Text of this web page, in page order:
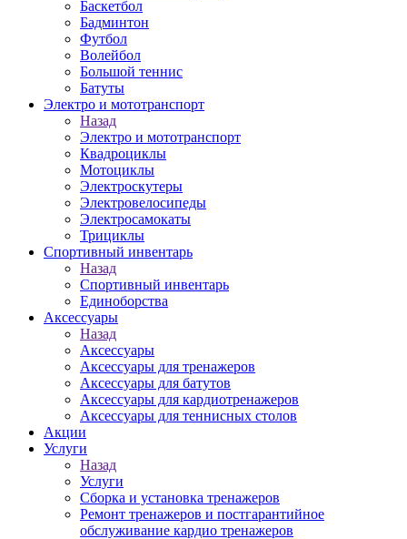
Баскетбол
Бадминтон
Футбол
Волейбол
Большой теннис
Батуты
Электро и мототранспорт
Назад
Электро и мототранспорт
Квадроциклы
Мотоциклы
Электроскутеры
Электровелосипеды
Электросамокаты
Трициклы
Спортивный инвентарь
Назад
Спортивный инвентарь
Единоборства
Аксессуары
Назад
Аксессуары
Аксессуары для тренажеров
Аксессуары для батутов
Аксессуары для кардиотренажеров
Аксессуары для теннисных столов
Акции
Услуги
Назад
Услуги
Сборка и установка тренажеров
Ремонт тренажеров и постгарантийное
обслуживание кардио тренажеров